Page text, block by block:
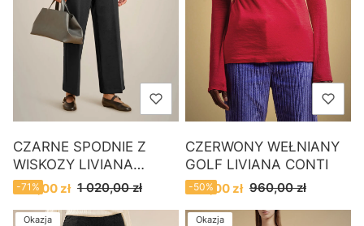
CZARNE SPODNIE Z
WISKOZY LIVIANA
CONTI
Cena promocyjna
300,00 zł 1 020,00 zł
-71%
CZERWONY WEŁNIANY
GOLF LIVIANA CONTI
Cena promocyjna
480,00 zł 960,00 zł
-50%
Okazja Okazja